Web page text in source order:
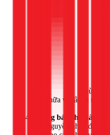
. Đừng
sửa chữa vì đây là sự
Thông báo cho hàng
ngờ nguyên nhân đến